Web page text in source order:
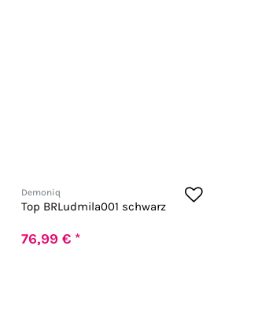
Demoniq
Top BRLudmila001 schwarz
76,99 € *